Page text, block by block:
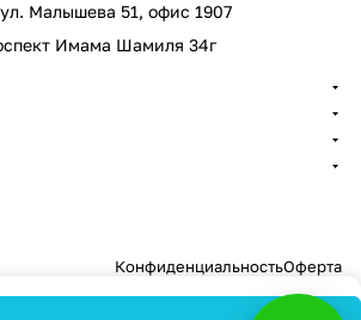
ул. Малышева 51, офис 1907
Имама Шамиля 34г
КонфиденциальностьОферта